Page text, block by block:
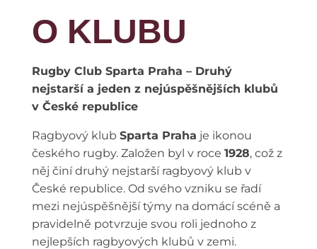
O KLUBU
Rugby Club Sparta Praha – Druhý
nejstarší a jeden z nejúspěšnějších klubů
v České republice
Ragbyový klub Sparta Praha je ikonou
českého rugby. Založen byl v roce 1928, což z
něj činí druhý nejstarší ragbyový klub v
České republice. Od svého vzniku se řadí
mezi nejúspěšnější týmy na domácí scéně a
pravidelně potvrzuje svou roli jednoho z
nejlepších ragbyových klubů v zemi.